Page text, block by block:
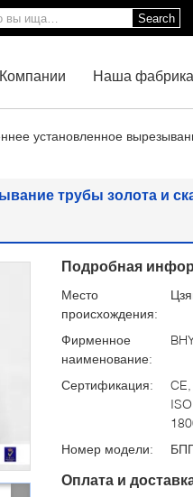
Search
Наша фабрика
установленное
трубы золота и
Подробная
Место
происхождения:
Фирменное
наименование:
Сертификация:
Номер модели:
Оплата и